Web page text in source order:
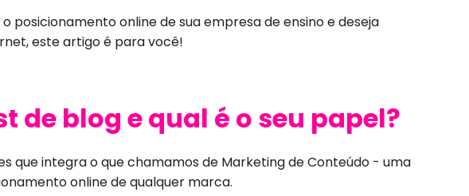
posicionamento online de sua empresa de ensino e deseja
este artigo é para você!
de blog e qual é o seu papel?
que integra o que chamamos de Marketing de Conteúdo - uma
online de qualquer marca.